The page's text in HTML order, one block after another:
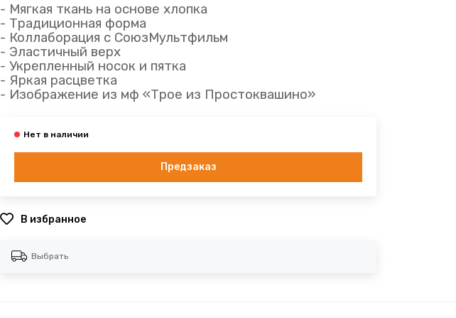
- Мягкая ткань на основе хлопка
- Традиционная форма
- Коллаборация с СоюзМультфильм
- Эластичный верх
- Укрепленный носок и пятка
- Яркая расцветка
- Изображение из мф «Трое из Простоквашино»
Предзаказ
В избранное
Выбрать